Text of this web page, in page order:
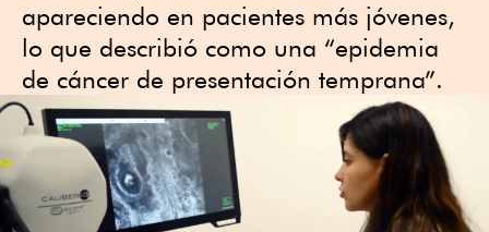
apareciendo en pacientes más jóvenes,
lo que describió como una “epidemia
de cáncer de presentación temprana”.